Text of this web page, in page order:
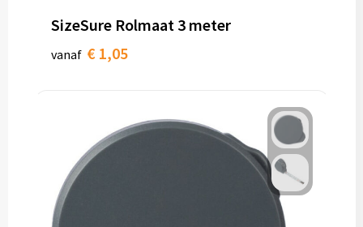
SizeSure Rolmaat 3 meter
vanaf € 1,05